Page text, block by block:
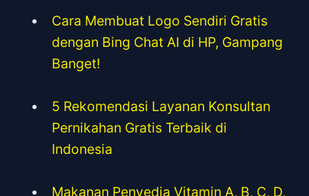
Cara Membuat Logo Sendiri Gratis
dengan Bing Chat AI di HP, Gampang
Banget!
5 Rekomendasi Layanan Konsultan
Pernikahan Gratis Terbaik di
Indonesia
Makanan Penyedia Vitamin A, B, C, D,